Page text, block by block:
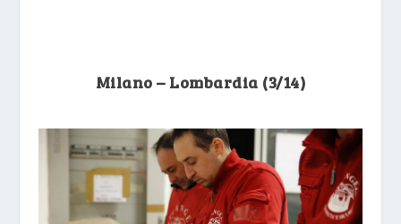
Milano – Lombardia (3/14)